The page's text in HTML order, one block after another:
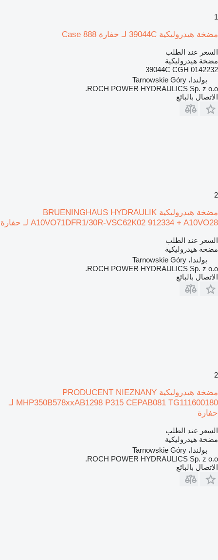
1
مضخة هيدروليكية 39044C لـ حفارة Case 888
السعر عند الطلب
مضخة هيدروليكية
39044C CGH 0142232
بولندا، Tarnowskie Góry
ROCH POWER HYDRAULICS Sp. z o.o.
الاتصال بالبائع
2
مضخة هيدروليكية BRUENINGHAUS HYDRAULIK
A10VO71DFR1/30R-VSC62K02 912334 + A10VO28 لـ حفارة
السعر عند الطلب
مضخة هيدروليكية
بولندا، Tarnowskie Góry
ROCH POWER HYDRAULICS Sp. z o.o.
الاتصال بالبائع
2
مضخة هيدروليكية PRODUCENT NIEZNANY
MHP350B578xxAB1298 P315 CEPAB081 TG111600180 لـ
حفارة
السعر عند الطلب
مضخة هيدروليكية
بولندا، Tarnowskie Góry
ROCH POWER HYDRAULICS Sp. z o.o.
الاتصال بالبائع